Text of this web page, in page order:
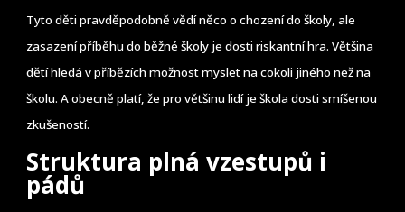
Tyto děti pravděpodobně vědí něco o chození do školy, ale
zasazení příběhu do běžné školy je dosti riskantní hra. Většina
dětí hledá v příbězích možnost myslet na cokoli jiného než na
školu. A obecně platí, že pro většinu lidí je škola dosti smíšenou
zkušeností.
Struktura plná vzestupů i
pádů